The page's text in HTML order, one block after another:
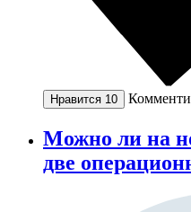
Нравится 10
Можно ли на
две